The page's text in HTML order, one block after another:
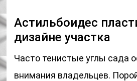
Астильбоидес
дизайне участка
Часто тенистые углы сада
внимания владельцев.